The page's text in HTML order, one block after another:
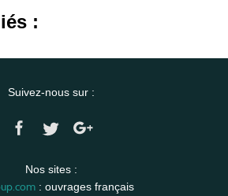
:
Suivez-nous sur :
Nos sites :
: ouvrages français